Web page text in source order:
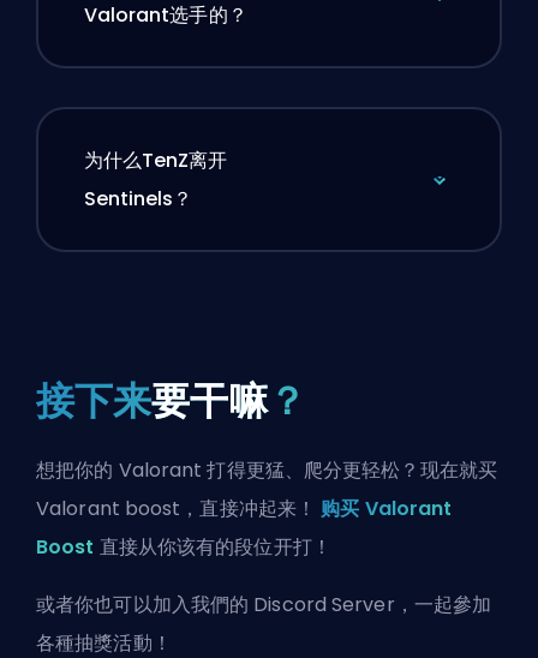
Valorant选手的？
为什么TenZ离开
Sentinels？
接下来要干嘛？
想把你的 Valorant 打得更猛、爬分更轻松？现在就买
Valorant boost，直接冲起来！购买 Valorant
Boost 直接从你该有的段位开打！
或者你也可以加入我們的 Discord Server ，一起參加
各種抽獎活動！